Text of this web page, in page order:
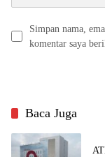
Simpan nama,
komentar saya
Baca Juga